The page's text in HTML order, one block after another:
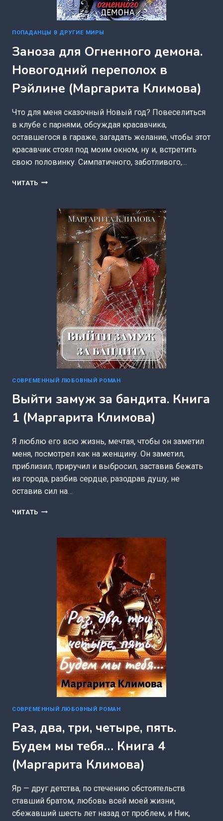
ПОПАДАНЦЫ В ДРУГИЕ МИРЫ
Заноза для Огненного демона.
Новогодний переполох в
Рэйлине (Маргарита Климова)
Что для меня сказочный Новый год? Повеселиться
в клубе с парнями, обсуждая красавчика,
оставшегося в гараже, загадать желание, чтобы этот
красавчик стоял под моим окном, ну и, встретить
свою половинку. Симпатичного, заботливого,…
ЧИТАТЬ ЗАНОЗА
ДЕМОНА.
НОВОГОДНИЙ
ПЕРЕПОЛОХ
(МАРГАРИТА
КЛИМОВА)
СОВРЕМЕННЫЙ ЛЮБОВНЫЙ РОМАН
Выйти замуж за бандита. Книга
1 (Маргарита Климова)
Я люблю его всю жизнь, мечтая, чтобы он заметил
меня, посмотрел как на женщину. Он заметил,
приблизил, приручил и выбросил, заставив бежать
из города, разбив сердце, разодрав душу, не
оставив сил на…
ЧИТАТЬ ВЫЙТИ
БАНДИТА.
(МАРГАРИТА
КЛИМОВА)
СОВРЕМЕННЫЙ ЛЮБОВНЫЙ РОМАН
Раз, два, три, четыре, пять.
Будем мы тебя… Книга 4
(Маргарита Климова)
Яр — друг детства, по стечению обстоятельств
ставший братом, любовь всей моей жизни,
сбежавший шесть лет назад от проблем, и Ник,